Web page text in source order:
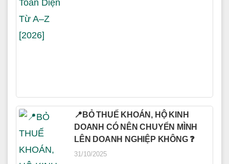
📍BỎ THUẾ KHOÁN, HỘ KINH
DOANH CÓ NÊN CHUYỂN MÌNH
LÊN DOANH NGHIỆP KHÔNG ❓
31/10/2025